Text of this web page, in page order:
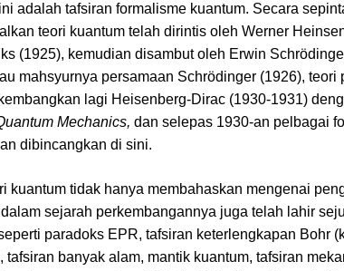
adalah tafsiran formalisme kuantum. Secara
teori kuantum telah dirintis oleh Werner
(1925), kemudian disambut oleh Erwin
mahsyurnya persamaan Schrödinger (1926),
lagi Heisenberg-Dirac (1930-1931)
Mechanics, dan selepas 1930-an pelbagai
dibincangkan di sini.
kuantum tidak hanya membahaskan mengenai
sejarah perkembangannya juga telah lahir
paradoks EPR, tafsiran keterlengkapan Bohr
tafsiran banyak alam, mantik kuantum, tafsiran